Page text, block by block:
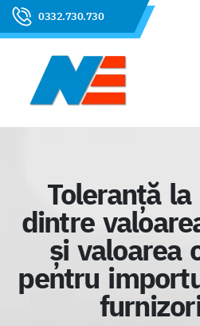
0332.730.730
Toleranță
dintre
și valoarea
pentru